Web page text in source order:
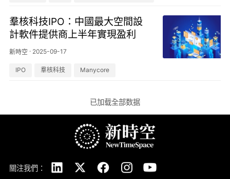
羣核科技IPO：中國最大空間設
計軟件提供商上半年實現盈利
新時空· 2025-09-17
IPO 羣核科技 Manycore
已加载全部数据
關注我們：